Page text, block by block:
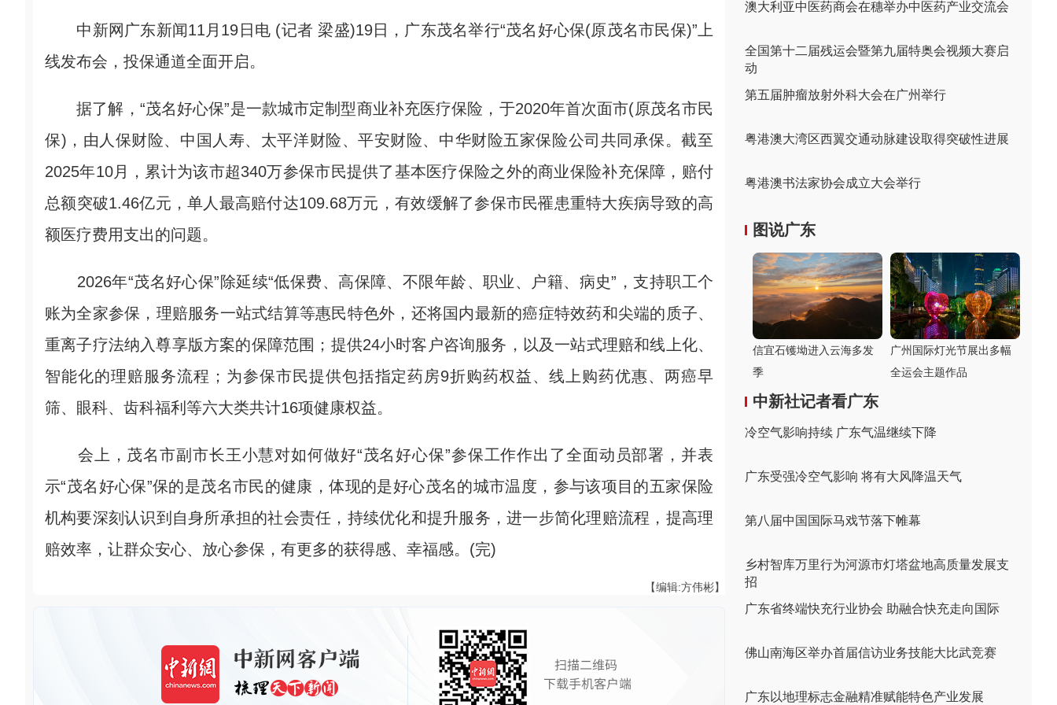
中新网广东新闻11月19日电 (记者 梁盛)19日，广东茂名举行“茂名好心保(原茂名市民保)”上
线发布会，投保通道全面开启。
据了解，“茂名好心保”是一款城市定制型商业补充医疗保险，于2020年首次面市(原茂名市民
保)，由人保财险、中国人寿、太平洋财险、平安财险、中华财险五家保险公司共同承保。截至
2025年10月，累计为该市超340万参保市民提供了基本医疗保险之外的商业保险补充保障，赔付
总额突破1.46亿元，单人最高赔付达109.68万元，有效缓解了参保市民罹患重特大疾病导致的高
额医疗费用支出的问题。
2026年“茂名好心保”除延续“低保费、高保障、不限年龄、职业、户籍、病史”，支持职工个
账为全家参保，理赔服务一站式结算等惠民特色外，还将国内最新的癌症特效药和尖端的质子、
重离子疗法纳入尊享版方案的保障范围；提供24小时客户咨询服务，以及一站式理赔和线上化、
智能化的理赔服务流程；为参保市民提供包括指定药房9折购药权益、线上购药优惠、两癌早
筛、眼科、齿科福利等六大类共计16项健康权益。
会上，茂名市副市长王小慧对如何做好“茂名好心保”参保工作作出了全面动员部署，并表
示“茂名好心保”保的是茂名市民的健康，体现的是好心茂名的城市温度，参与该项目的五家保险
机构要深刻认识到自身所承担的社会责任，持续优化和提升服务，进一步简化理赔流程，提高理
赔效率，让群众安心、放心参保，有更多的获得感、幸福感。(完)
【编辑:方伟彬】
澳大利亚中医药商会在穗举办中医药产业交流会
全国第十二届残运会暨第九届特奥会视频大赛启
动
第五届肿瘤放射外科大会在广州举行
粤港澳大湾区西翼交通动脉建设取得突破性进展
粤港澳书法家协会成立大会举行
图说广东
信宜石镬坳进入云海多发
季
广州国际灯光节展出多幅
全运会主题作品
中新社记者看广东
冷空气影响持续 广东气温继续下降
广东受强冷空气影响 将有大风降温天气
第八届中国国际马戏节落下帷幕
乡村智库万里行为河源市灯塔盆地高质量发展支
招
广东省终端快充行业协会 助融合快充走向国际
佛山南海区举办首届信访业务技能大比武竞赛
广东以地理标志金融精准赋能特色产业发展